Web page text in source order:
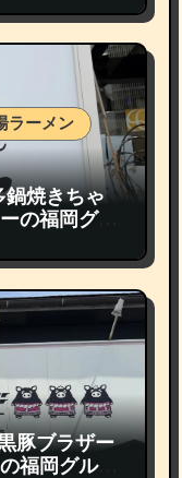
ラーメン
焼きちゃ
の福岡グル
豚ブラザー
福岡グルメ